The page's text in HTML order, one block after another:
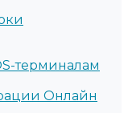
терминалам
Онлайн